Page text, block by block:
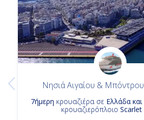
Νησιά Αιγαίου &
7ήμερη κρουαζιέρα σε Ελλάδα
κρουαζιερόπλοιο Scarlet